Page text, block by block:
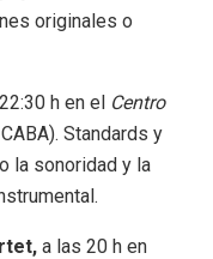
originales o
h en el Centro
Standards y
la sonoridad y la
a las 20 h en